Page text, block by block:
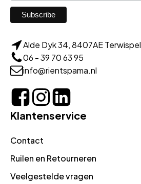
Alde Dyk 34, 8407AE Terwispel
06 - 39 70 63 95
info@rientspama.nl
Klantenservice
Contact
Ruilen en Retourneren
Veelgestelde vragen